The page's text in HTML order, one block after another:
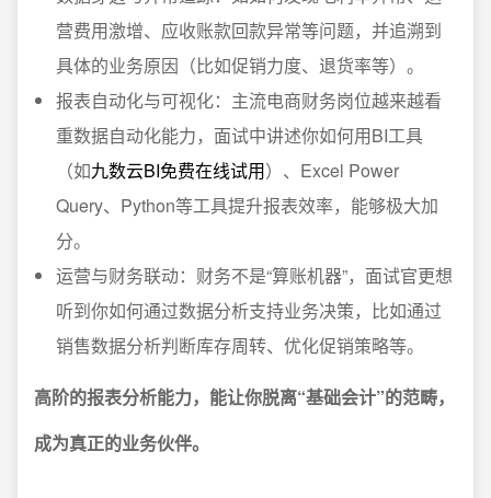
营费用激增、应收账款回款异常等问题，并追溯到
具体的业务原因（比如促销力度、退货率等）。
报表自动化与可视化：主流电商财务岗位越来越看
重数据自动化能力，面试中讲述你如何用BI工具
（如九数云BI免费在线试用）、Excel Power
Query、Python等工具提升报表效率，能够极大加
分。
运营与财务联动：财务不是“算账机器”，面试官更想
听到你如何通过数据分析支持业务决策，比如通过
销售数据分析判断库存周转、优化促销策略等。
高阶的报表分析能力，能让你脱离“基础会计”的范畴，
成为真正的业务伙伴。